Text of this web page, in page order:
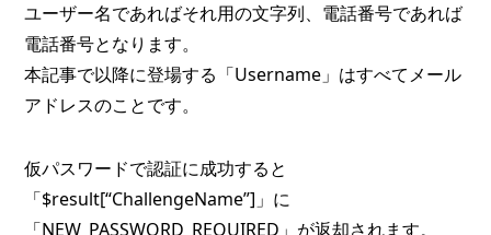
ユーザー名であればそれ用の文字列、電話番号であれば
電話番号となります。
本記事で以降に登場する「Username」はすべてメール
アドレスのことです。
仮パスワードで認証に成功すると
「$result[“ChallengeName”]」に
「NEW_PASSWORD_REQUIRED」が返却されます。